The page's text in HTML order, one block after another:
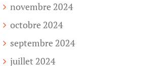
novembre 2024
octobre 2024
septembre 2024
juillet 2024